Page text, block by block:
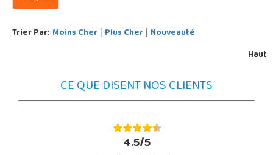
Trier Par: Moins Cher | Plus Cher | Nouveauté
Haut
CE QUE DISENT NOS CLIENTS
4.5/5